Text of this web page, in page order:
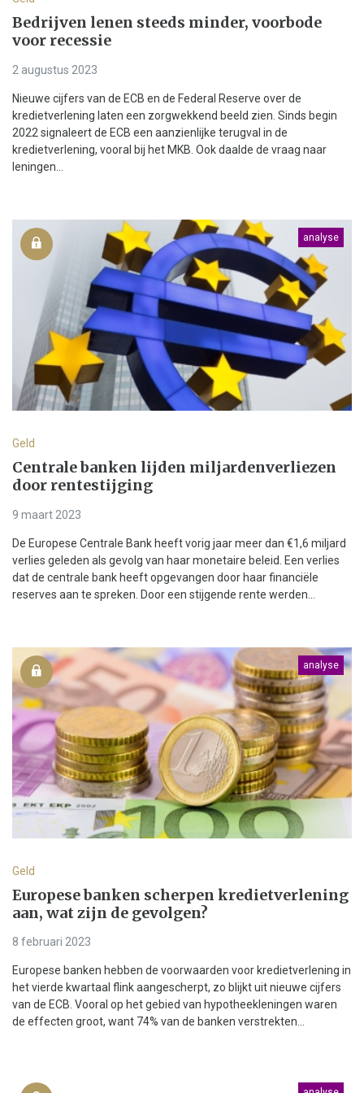
Bedrijven lenen steeds minder, voorbode
voor recessie
2 augustus 2023
Nieuwe cijfers van de ECB en de Federal Reserve over de
kredietverlening laten een zorgwekkend beeld zien. Sinds begin
2022 signaleert de ECB een aanzienlijke terugval in de
kredietverlening, vooral bij het MKB. Ook daalde de vraag naar
leningen...
analyse
Geld
Centrale banken lijden miljardenverliezen
door rentestijging
9 maart 2023
De Europese Centrale Bank heeft vorig jaar meer dan €1,6 miljard
verlies geleden als gevolg van haar monetaire beleid. Een verlies
dat de centrale bank heeft opgevangen door haar financiële
reserves aan te spreken. Door een stijgende rente werden...
analyse
Geld
Europese banken scherpen kredietverlening
aan, wat zijn de gevolgen?
8 februari 2023
Europese banken hebben de voorwaarden voor kredietverlening in
het vierde kwartaal flink aangescherpt, zo blijkt uit nieuwe cijfers
van de ECB. Vooral op het gebied van hypotheekleningen waren
de effecten groot, want 74% van de banken verstrekten...